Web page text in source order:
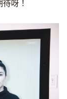
呀！